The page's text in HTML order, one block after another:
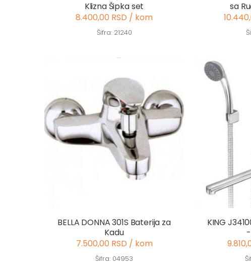
Klizna Šipka set
8.400,00 RSD / kom
Šifra: 21240
sa
BELLA DONNA 301S Baterija za
Kadu
7.500,00 RSD / kom
Šifra: 04953
KING